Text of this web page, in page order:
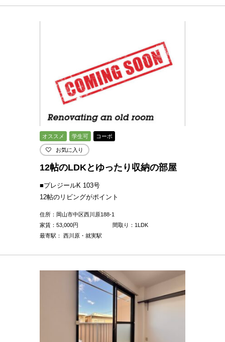
オススメ 学生可 コーポ
お気に入り
12帖のLDKとゆったり収納の部屋
■プレジールK 103号
12帖のリビングがポイント
住所：岡山市中区西川原188-1
家賃： 53,000円
間取り：1LDK
最寄駅： 西川原・就実駅